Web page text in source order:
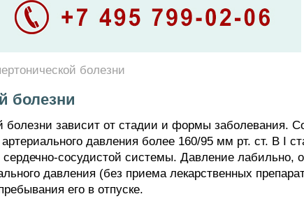
болезни
болезни
болезни зависит от стадии и формы заболевания.
давления более 160/95 мм рт. ст. В I
сердечно-сосудистой системы. Давление лабильно,
давления (без приема лекарственных
его в отпуске.